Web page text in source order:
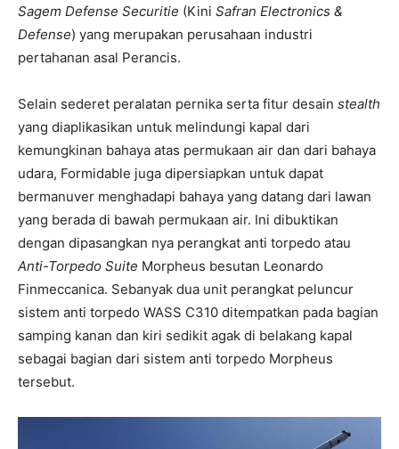
Sagem Defense Securitie (Kini Safran Electronics &
Defense) yang merupakan perusahaan industri
pertahanan asal Perancis.
Selain sederet peralatan pernika serta fitur desain stealth
yang diaplikasikan untuk melindungi kapal dari
kemungkinan bahaya atas permukaan air dan dari bahaya
udara, Formidable juga dipersiapkan untuk dapat
bermanuver menghadapi bahaya yang datang dari lawan
yang berada di bawah permukaan air. Ini dibuktikan
dengan dipasangkan nya perangkat anti torpedo atau
Anti-Torpedo Suite Morpheus besutan Leonardo
Finmeccanica. Sebanyak dua unit perangkat peluncur
sistem anti torpedo WASS C310 ditempatkan pada bagian
samping kanan dan kiri sedikit agak di belakang kapal
sebagai bagian dari sistem anti torpedo Morpheus
tersebut.